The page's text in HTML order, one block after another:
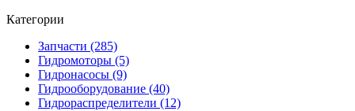
Категории
Запчасти (285)
Гидромоторы (5)
Гидронасосы (9)
Гидрооборудование (40)
Гидрораспределители (12)